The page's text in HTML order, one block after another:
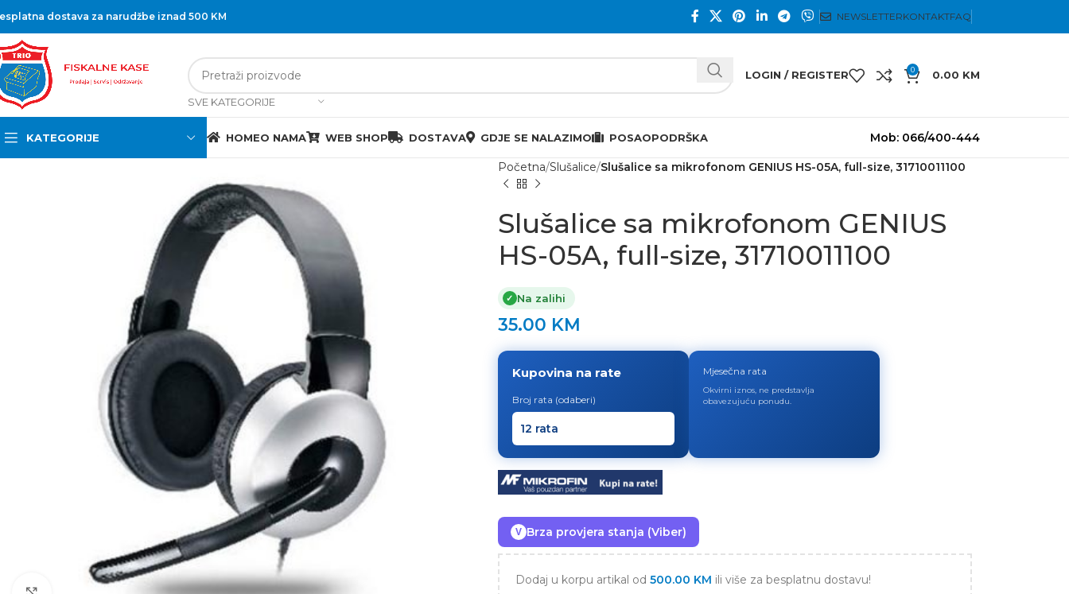
dostava za narudžbe iznad 500 KM NEWSLETTERKONTAKTFAQ
SVE KATEGORIJE
LOGIN / REGISTER 0 0.00 KM
KATEGORIJE HOMEO NAMA WEB SHOP DOSTAVA GDJE SE NALAZIMO POSAOPODRŠKA Mob: 066/400-444
Početna Slušalice Slušalice sa mikrofonom GENIUS HS-05A, full-size, 31710011100
Slušalice sa mikrofonom GENIUS
HS-05A, full-size, 31710011100
✓ Na zalihi
35.00 KM
Kupovina na rate
Broj rata (odaberi)
Mjesečna rata
Okvirni iznos, ne predstavlja
obavezujuću ponudu.
V Brza provjera stanja (Viber)
Dodaj u korpu artikal od 500.00 KM ili više za besplatnu dostavu!